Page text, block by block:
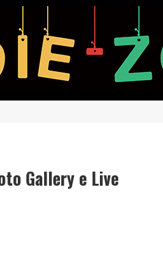
Gallery e Live